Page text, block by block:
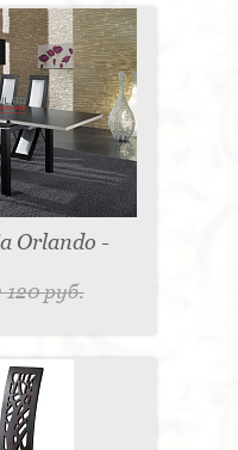
Orlando -
120 руб.